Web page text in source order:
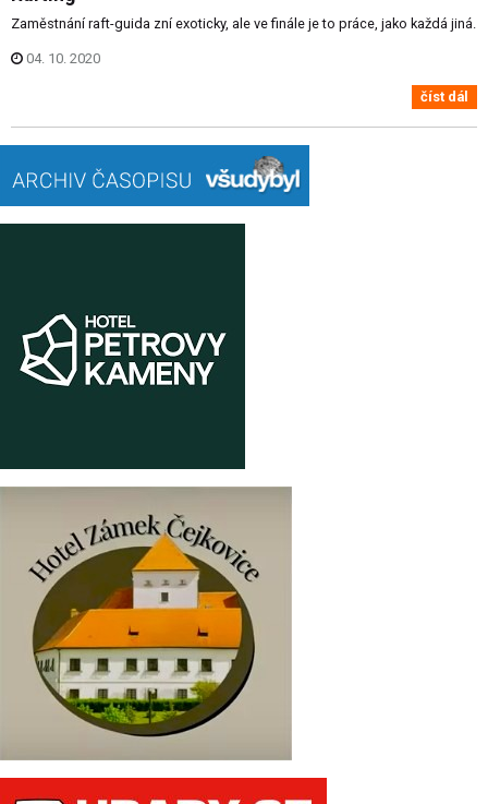
Zaměstnání raft-guida zní exoticky, ale ve finále je to práce, jako každá jiná.
04. 10. 2020
číst dál